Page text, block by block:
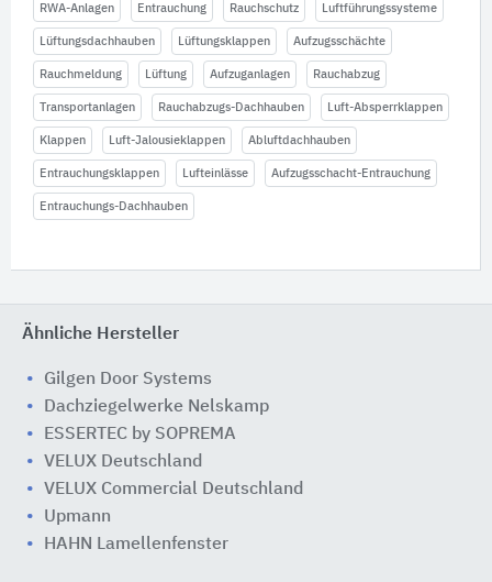
RWA-Anlagen Entrauchung Rauchschutz Luftführungssysteme
Lüftungsdachhauben Lüftungsklappen Aufzugsschächte
Rauchmeldung Lüftung Aufzuganlagen Rauchabzug
Transportanlagen Rauchabzugs-Dachhauben Luft-Absperrklappen
Klappen Luft-Jalousieklappen Abluftdachhauben
Entrauchungsklappen Lufteinlässe Aufzugsschacht-Entrauchung
Entrauchungs-Dachhauben
Ähnliche Hersteller
Gilgen Door Systems
Dachziegelwerke Nelskamp
ESSERTEC by SOPREMA
VELUX Deutschland
VELUX Commercial Deutschland
Upmann
HAHN Lamellenfenster